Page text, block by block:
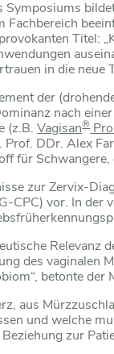
Symposiums
Fachbereich
Titel:
in die
der
nach
(z.B.Vagisan®
DDr. Alex
für
zur Zervix-
CPC) vor. In der
Relevanz
des vaginalen
betonte der
aus
und welche
zur